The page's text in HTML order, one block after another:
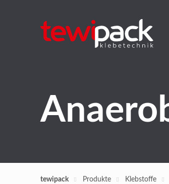
tewipack Produkte Klebstoffe